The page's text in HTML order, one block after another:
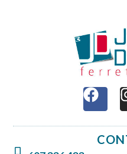
F
a
c
e
b